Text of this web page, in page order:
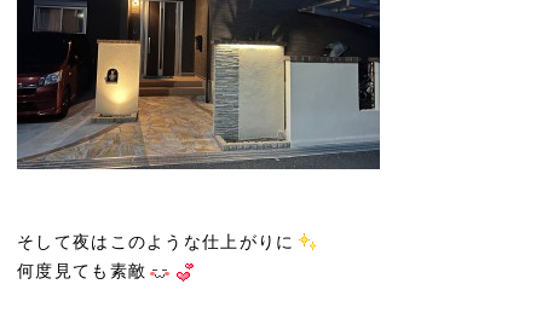
そして夜はこのような仕上がりに
何度見ても素敵